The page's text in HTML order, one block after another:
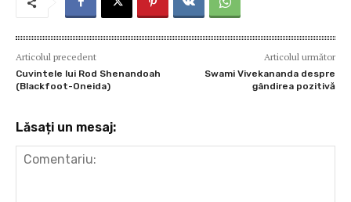
Articolul precedent
Cuvintele lui Rod Shenandoah
(Blackfoot-Oneida)
Articolul următor
Swami Vivekananda despre
gândirea pozitivă
Lăsați un mesaj: